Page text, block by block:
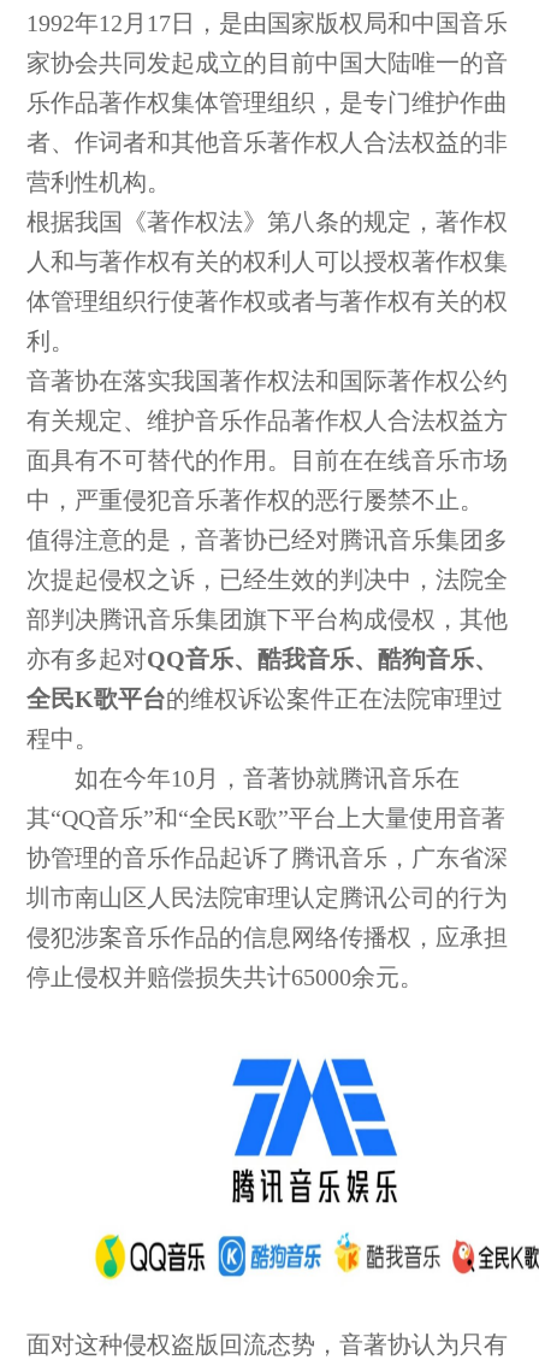
1992年12月17日，是由国家版权局和中国音乐
家协会共同发起成立的目前中国大陆唯一的音
乐作品著作权集体管理组织，是专门维护作曲
者、作词者和其他音乐著作权人合法权益的非
营利性机构。
根据我国《著作权法》第八条的规定，著作权
人和与著作权有关的权利人可以授权著作权集
体管理组织行使著作权或者与著作权有关的权
利。
音著协在落实我国著作权法和国际著作权公约
有关规定、维护音乐作品著作权人合法权益方
面具有不可替代的作用。目前在在线音乐市场
中，严重侵犯音乐著作权的恶行屡禁不止。
值得注意的是，音著协已经对腾讯音乐集团多
次提起侵权之诉，已经生效的判决中，法院全
部判决腾讯音乐集团旗下平台构成侵权，其他
亦有多起对QQ音乐、酷我音乐、酷狗音乐、
全民K歌平台的维权诉讼案件正在法院审理过
程中。
如在今年10月，音著协就腾讯音乐在
其“QQ音乐”和“全民K歌”平台上大量使用音著
协管理的音乐作品起诉了腾讯音乐，广东省深
圳市南山区人民法院审理认定腾讯公司的行为
侵犯涉案音乐作品的信息网络传播权，应承担
停止侵权并赔偿损失共计65000余元。
面对这种侵权盗版回流态势，音著协认为只有